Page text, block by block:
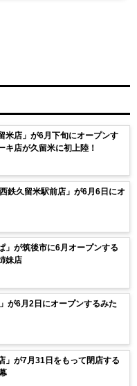
米店」が6月下旬にオープンす
キ店が久留米に初上陸！
鉄久留米駅前店」が6月6日にオ
」が筑後市に6月オープンする
妹店
が6月2日にオープンするみた
」が7月31日をもって閉店する